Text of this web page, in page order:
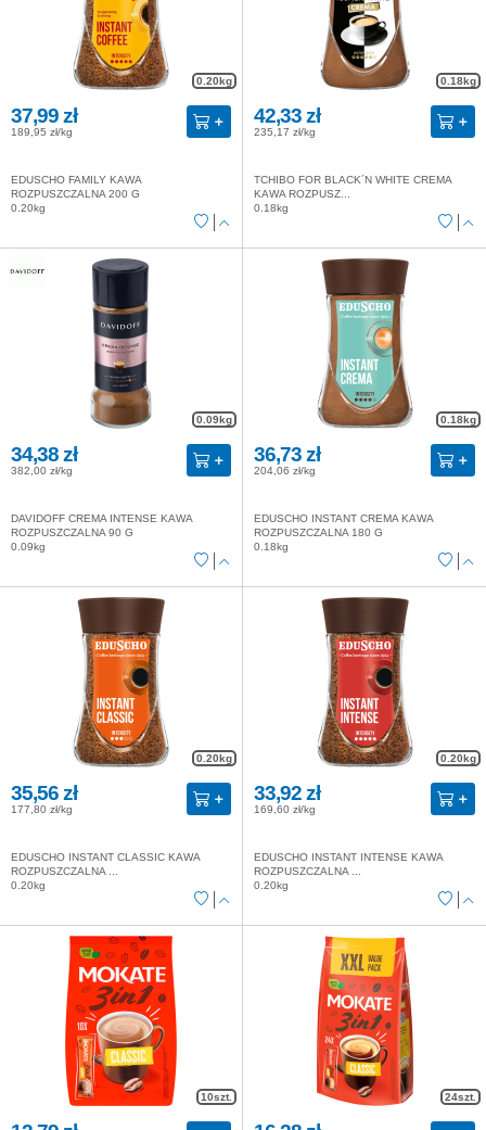
0.20kg
37,99 zł
189,95 zł/kg
EDUSCHO FAMILY KAWA
ROZPUSZCZALNA 200 G
0.20kg
0.18kg
42,33 zł
235,17 zł/kg
TCHIBO FOR BLACK´N WHITE CREMA
KAWA ROZPUSZ...
0.18kg
0.09kg
34,38 zł
382,00 zł/kg
DAVIDOFF CREMA INTENSE KAWA
ROZPUSZCZALNA 90 G
0.09kg
0.18kg
36,73 zł
204,06 zł/kg
EDUSCHO INSTANT CREMA KAWA
ROZPUSZCZALNA 180 G
0.18kg
0.20kg
35,56 zł
177,80 zł/kg
EDUSCHO INSTANT CLASSIC KAWA
ROZPUSZCZALNA ...
0.20kg
0.20kg
33,92 zł
169,60 zł/kg
EDUSCHO INSTANT INTENSE KAWA
ROZPUSZCZALNA ...
0.20kg
10szt. 24szt.